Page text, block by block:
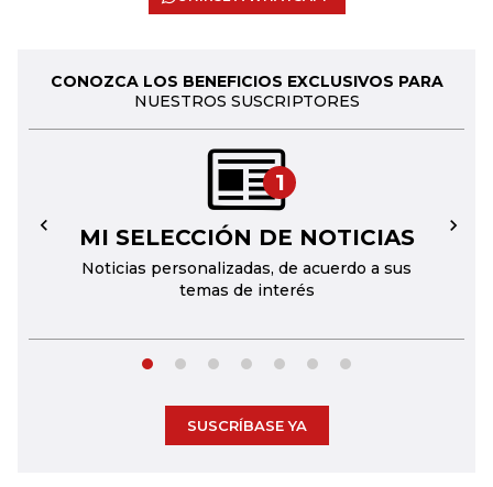
CONOZCA LOS BENEFICIOS EXCLUSIVOS PARA
NUESTROS SUSCRIPTORES
1
MI SELECCIÓN DE NOTICIAS
Noticias personalizadas, de acuerdo a sus
temas de interés
← →
SUSCRÍBASE YA